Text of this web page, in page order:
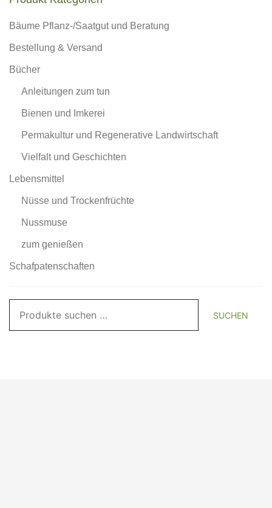
Bäume Pflanz-/Saatgut und Beratung
Bestellung & Versand
Bücher
Anleitungen zum tun
Bienen und Imkerei
Permakultur und Regenerative Landwirtschaft
Vielfalt und Geschichten
Lebensmittel
Nüsse und Trockenfrüchte
Nussmuse
zum genießen
Schafpatenschaften
nach:
SUCHEN